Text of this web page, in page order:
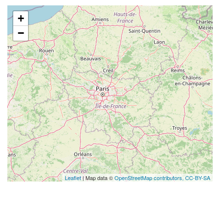
+
−
Leaflet| Map data ©OpenStreetMap contributors, CC-BY-SA